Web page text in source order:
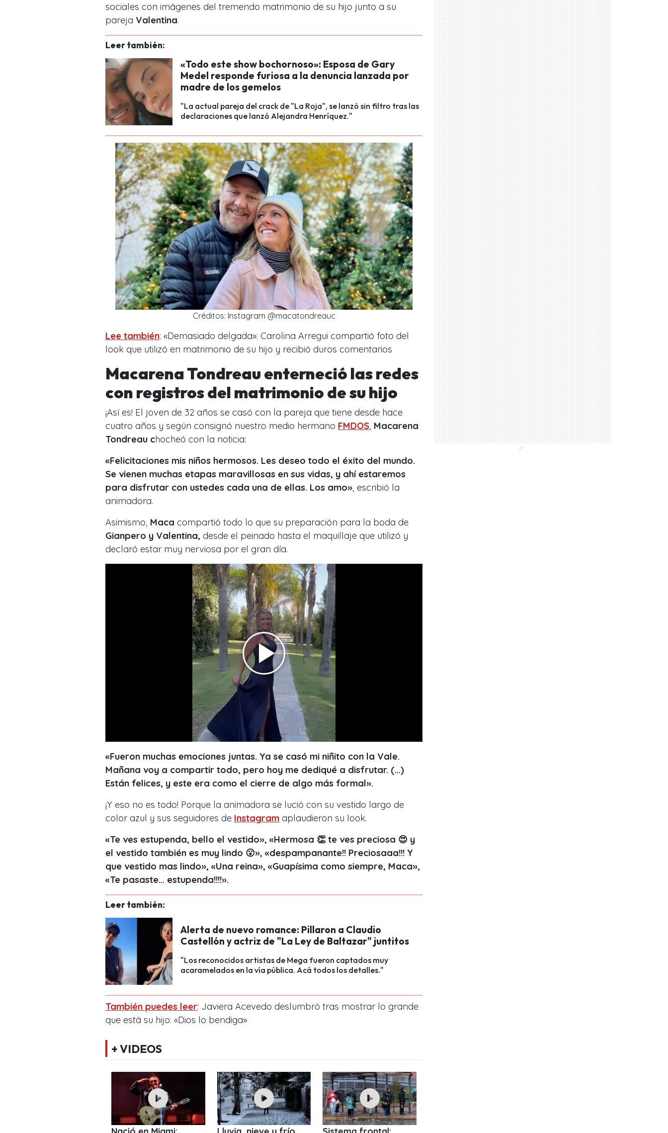
sociales con imágenes del tremendo matrimonio de su hijo junto a su
pareja Valentina.
Leer también:
«Todo este show bochornoso»: Esposa de Gary
Medel responde furiosa a la denuncia lanzada por
madre de los gemelos
"La actual pareja del crack de "La Roja", se lanzó sin filtro tras las
declaraciones que lanzó Alejandra Henríquez."
Créditos: Instagram @macatondreauc
Lee también: «Demasiado delgada»: Carolina Arregui compartió foto del
look que utilizó en matrimonio de su hijo y recibió duros comentarios
Macarena Tondreau enterneció las redes
con registros del matrimonio de su hijo
¡Así es! El joven de 32 años se casó con la pareja que tiene desde hace
cuatro años y según consignó nuestro medio hermano FMDOS Macarena
Tondreau chocheó con la noticia:
«Felicitaciones mis niños hermosos. Les deseo todo el éxito del mundo.
Se vienen muchas etapas maravillosas en sus vidas, y ahí estaremos
para disfrutar con ustedes cada una de ellas. Los amo» , escribió la
animadora.
Asimismo, Maca compartió todo lo que su preparación para la boda de
Gianpero y Valentina, desde el peinado hasta el maquillaje que utilizó y
declaró estar muy nerviosa por el gran día.
«Fueron muchas emociones juntas. Ya se casó mi niñito con la Vale.
Mañana voy a compartir todo, pero hoy me dediqué a disfrutar. (…)
Están felices, y este era como el cierre de algo más formal».
¡Y eso no es todo! Porque la animadora se lució con su vestido largo de
color azul y sus seguidores de Instagram aplaudieron su look.
«Te ves estupenda, bello el vestido», «Hermosa 👏 te ves preciosa 😍 y
el vestido también es muy lindo 😮», «despampanante!! Preciosaaa!!! Y
que vestido mas lindo», «Una reina», «Guapísima como siempre, Maca»,
«Te pasaste… estupenda!!!!».
Leer también:
Alerta de nuevo romance: Pillaron a Claudio
Castellón y actriz de "La Ley de Baltazar" juntitos
"Los reconocidos artistas de Mega fueron captados muy
acaramelados en la vía pública. Acá todos los detalles."
También puedes leer: Javiera Acevedo deslumbró tras mostrar lo grande
que está su hijo: «Dios lo bendiga»
+ VIDEOS